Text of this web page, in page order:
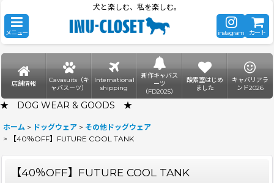
犬と楽しむ、私を楽しむ。
メニュー instagram カート
店舗情報
Cavasuits（キ
ャバスーツ）
International
shipping
新作キャバス
ーツ
（FD2025）
酸素室はじめ
ました
キャバリアラ
ンド2026
★ DOG WEAR & GOODS ★
ホーム > ドッグウェア > その他ドッグウェア
>
【40％OFF】FUTURE COOL TANK
【40％OFF】FUTURE COOL TANK